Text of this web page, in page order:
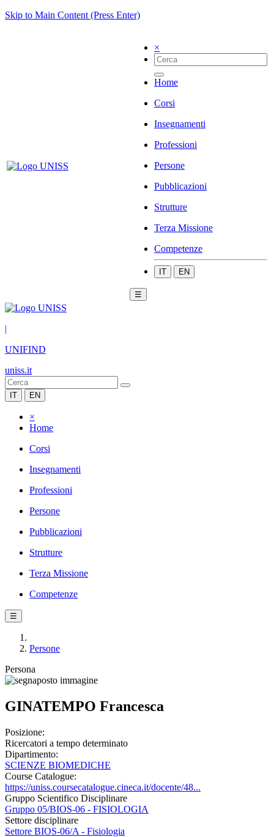
Skip to Main Content (Press Enter)
×
Home
Corsi
Insegnamenti
Professioni
Persone
Pubblicazioni
Strutture
Terza Missione
Competenze
IT EN
☰
|
UNIFIND
uniss.it
IT EN
×
Home
Corsi
Insegnamenti
Professioni
Persone
Pubblicazioni
Strutture
Terza Missione
Competenze
☰
Persone
Persona
GINATEMPO Francesca
Posizione:
Ricercatori a tempo determinato
Dipartimento:
SCIENZE BIOMEDICHE
Course Catalogue:
https://uniss.coursecatalogue.cineca.it/docente/48...
Gruppo Scientifico Disciplinare
Gruppo 05/BIOS-06 - FISIOLOGIA
Settore disciplinare
Settore BIOS-06/A - Fisiologia